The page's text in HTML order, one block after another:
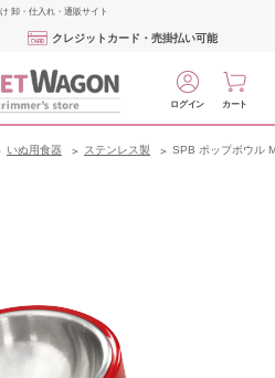
卸・仕入れ・通販サイト
クレジットカード・売掛払い可能
ログイン カート
いぬ用食器 ステンレス製 SPB ポップボウル